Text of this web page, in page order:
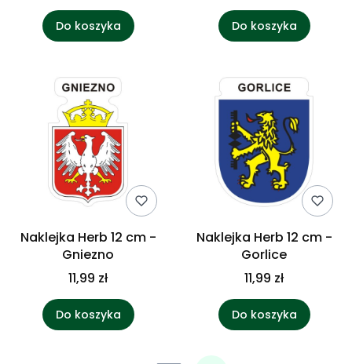
Do koszyka Do koszyka
Naklejka Herb 12 cm -
Gniezno
11,99 zł
Do koszyka
Naklejka Herb 12 cm -
Gorlice
11,99 zł
Do koszyka